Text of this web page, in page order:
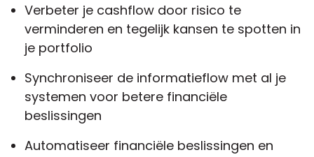
Verbeter je cashflow door risico te
verminderen en tegelijk kansen te spotten in
je portfolio
Synchroniseer de informatieflow met al je
systemen voor betere financiële
beslissingen
Automatiseer financiële beslissingen en